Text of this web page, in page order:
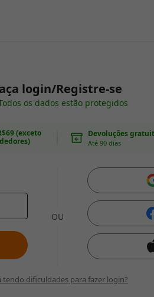
login/Registre-se
os dados estão protegidos
(exceto
Devoluções
Até 90 dias
OU
tendo dificuldades para fazer login?